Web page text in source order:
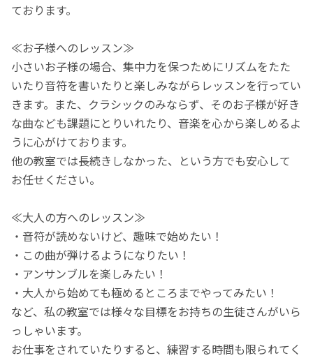
ております。
≪お子様へのレッスン≫
小さいお子様の場合、集中力を保つためにリズムをたた
いたり音符を書いたりと楽しみながらレッスンを行ってい
きます。また、クラシックのみならず、そのお子様が好き
な曲なども課題にとりいれたり、音楽を心から楽しめるよ
うに心がけております。
他の教室では長続きしなかった、という方でも安心して
お任せください。
≪大人の方へのレッスン≫
・音符が読めないけど、趣味で始めたい！
・この曲が弾けるようになりたい！
・アンサンブルを楽しみたい！
・大人から始めても極めるところまでやってみたい！
など、私の教室では様々な目標をお持ちの生徒さんがいら
っしゃいます。
お仕事をされていたりすると、練習する時間も限られてく